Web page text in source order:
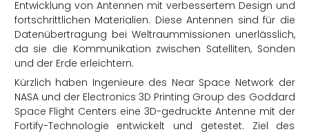
Entwicklung von Antennen mit verbessertem Design und
fortschrittlichen Materialien. Diese Antennen sind für die
Datenübertragung bei Weltraummissionen unerlässlich,
da sie die Kommunikation zwischen Satelliten, Sonden
und der Erde erleichtern.
Kürzlich haben Ingenieure des Near Space Network der
NASA und der Electronics 3D Printing Group des Goddard
Space Flight Centers eine 3D-gedruckte Antenne mit der
Fortify-Technologie entwickelt und getestet. Ziel des